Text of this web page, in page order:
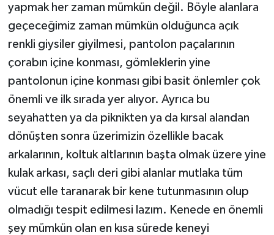
yapmak her zaman mümkün değil. Böyle alanlara
geçeceğimiz zaman mümkün olduğunca açık
renkli giysiler giyilmesi, pantolon paçalarının
çorabın içine konması, gömleklerin yine
pantolonun içine konması gibi basit önlemler çok
önemli ve ilk sırada yer alıyor. Ayrıca bu
seyahatten ya da piknikten ya da kırsal alandan
dönüşten sonra üzerimizin özellikle bacak
arkalarının, koltuk altlarının başta olmak üzere yine
kulak arkası, saçlı deri gibi alanlar mutlaka tüm
vücut elle taranarak bir kene tutunmasının olup
olmadığı tespit edilmesi lazım. Kenede en önemli
şey mümkün olan en kısa sürede keneyi